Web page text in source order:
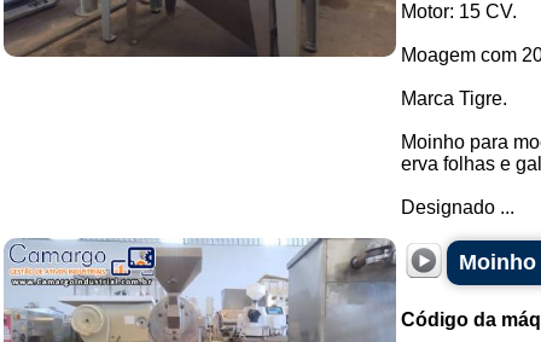
Motor: 15 CV.
Moagem com
Marca Tigre.
Moinho para
erva folhas e
Designado ...
Código da